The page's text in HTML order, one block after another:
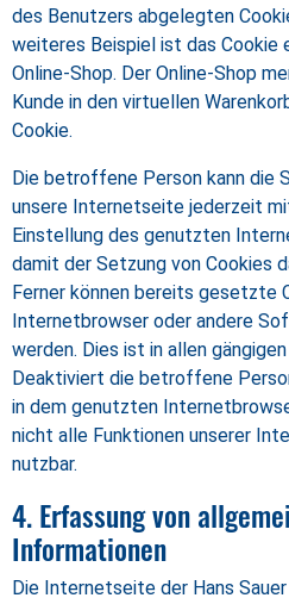
des Benutzers abgelegten
weiteres Beispiel ist das Cookie
Online-Shop. Der Online-Shop
Kunde in den virtuellen
Cookie.
Die betroffene Person kann die
unsere Internetseite jederzeit
Einstellung des genutzten
damit der Setzung von Cookies
Ferner können bereits gesetzte
Internetbrowser oder andere
werden. Dies ist in allen
Deaktiviert die betroffene
in dem genutzten
nicht alle Funktionen unserer
nutzbar.
4. Erfassung von
Informationen
Die Internetseite der Hans